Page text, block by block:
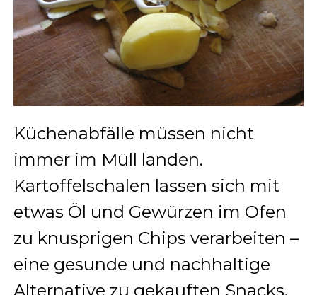
Küchenabfälle müssen nicht
immer im Müll landen.
Kartoffelschalen lassen sich mit
etwas Öl und Gewürzen im Ofen
zu knusprigen Chips verarbeiten –
eine gesunde und nachhaltige
Alternative zu gekauften Snacks.